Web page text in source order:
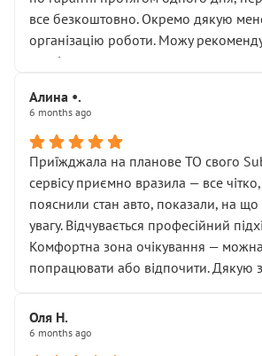
все безкоштовно. Окремо дякую
організацію роботи. Можу
сервіс.
Алина •.
6 months ago
Приїжджала на планове ТО свого
сервісу приємно вразила — все
пояснили стан авто, показали, на що
увагу. Відчувається професійний
Комфортна зона очікування —
попрацювати або відпочити. Дякую
Оля Н.
6 months ago